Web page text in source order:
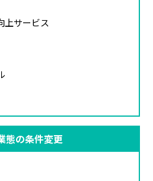
上サービス
態の条件変更